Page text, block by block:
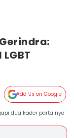
Add Us on Google
dua kader partainya